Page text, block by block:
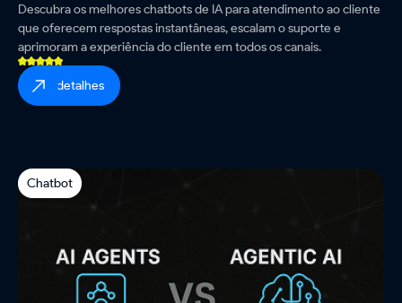
Descubra os melhores chatbots de IA para atendimento ao cliente
que oferecem respostas instantâneas, escalam o suporte e
aprimoram a experiência do cliente em todos os canais.
ver detalhes
Chatbot